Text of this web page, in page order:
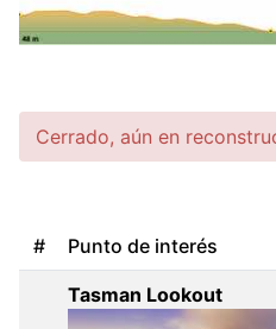
Cerrado, aún en
# Punto de interés
Tasman Lookout